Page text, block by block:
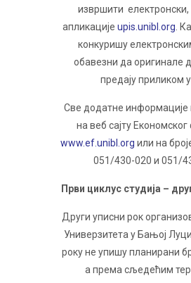
извршити електронски,
апликације upis.unibl.org .
конкуришу
обавезни да оригинале
предају приликом
Све додатне
на веб сајту
www.ef.unibl.org или на
051/430-020 и 051/
Први циклус студија –
Други уписни рок
Универзитета у Бањој
року не упишу планирани
а према сљедећим